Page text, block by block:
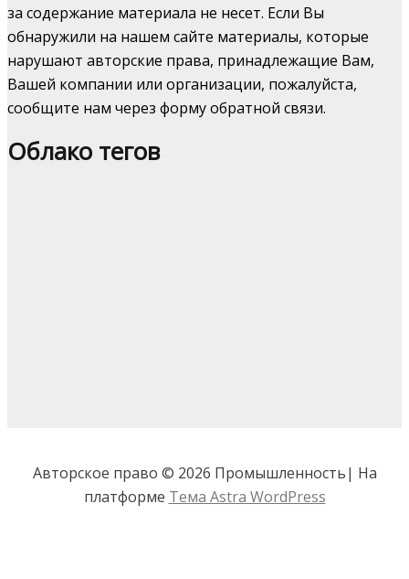
за содержание материала не несет. Если Вы
обнаружили на нашем сайте материалы, которые
нарушают авторские права, принадлежащие Вам,
Вашей компании или организации, пожалуйста,
сообщите нам через форму обратной связи.
Облако тегов
Авторское право © 2026 Промышленность| На
платформе Тема Astra WordPress